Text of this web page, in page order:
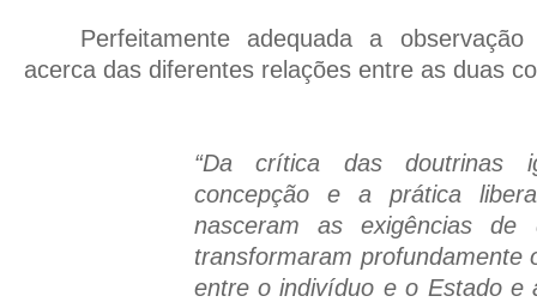
Perfeitamente adequada a
acerca das diferentes relações entre as duas
“Da crítica das doutrinas
concepção e a prática
nasceram as exigências de
transformaram profundamente
entre o indivíduo e o Estado e